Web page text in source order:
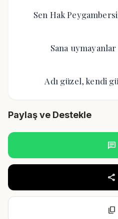
Sen Hak
Sana
Adı güzel, kendi
Paylaş ve Destekle
chat
share
content_copy